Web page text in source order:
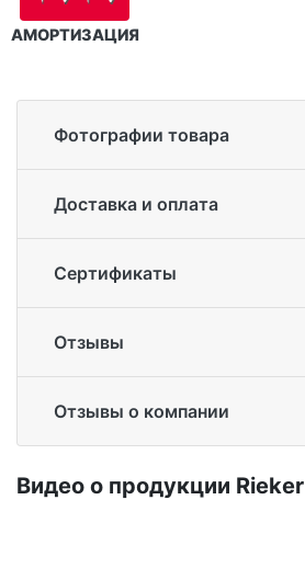
АМОРТИЗАЦИЯ
Фотографии товара
Доставка и оплата
Сертификаты
Отзывы
Отзывы о компании
Ви­део о про­дук­ции Ri­eker